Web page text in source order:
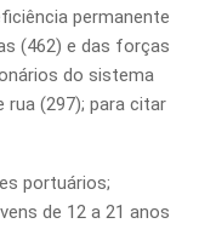
permanente
(462) e das forças
do sistema
rua (297); para citar
portuários;
de 12 a 21 anos